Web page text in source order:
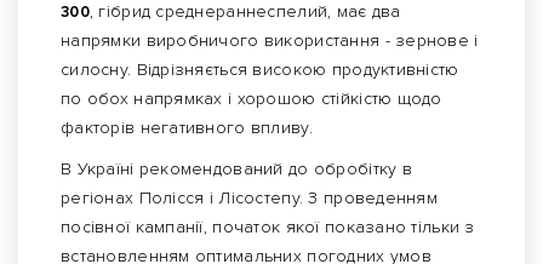
300, гібрид среднераннеспелий, має два
напрямки виробничого використання - зернове і
силосну. Відрізняється високою продуктивністю
по обох напрямках і хорошою стійкістю щодо
факторів негативного впливу.
В Україні рекомендований до обробітку в
регіонах Полісся і Лісостепу. З проведенням
посівної кампанії, початок якої показано тільки з
встановленням оптимальних погодних умов